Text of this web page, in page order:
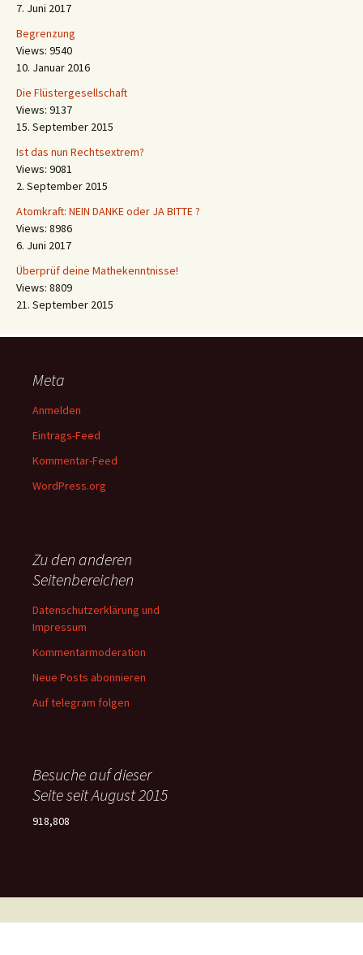
7. Juni 2017
Begrenzung
Views: 9540
10. Januar 2016
Die Flüstergesellschaft
Views: 9137
15. September 2015
Ist das nun Rechtsextrem?
Views: 9081
2. September 2015
Atomkraft: NEIN DANKE oder JA BITTE ?
Views: 8986
6. Juni 2017
Überprüf deine Mathekenntnisse!
Views: 8809
21. September 2015
Meta
Anmelden
Eintrags-Feed
Kommentar-Feed
WordPress.org
Zu den anderen
Seitenbereichen
Datenschutzerklärung und
Impressum
Kommentarmoderation
Neue Posts abonnieren
Auf telegram folgen
Besuche auf dieser
Seite seit August 2015
918,808